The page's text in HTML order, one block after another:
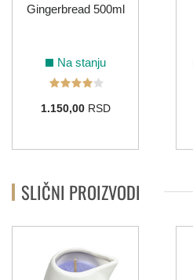
Gingerbread 500ml
Na stanju
1.150,00RSD
SLIČNI PROIZVODI